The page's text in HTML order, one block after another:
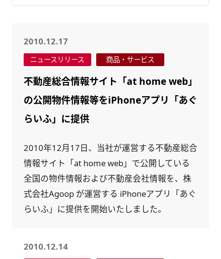
2010.12.17
ニュースリリース 商品・サービス
不動産総合情報サイト「at home web」
の公開物件情報等をiPhoneアプリ「あぐ
らいふ」に提供
2010年12月17日、当社が運営する不動産総合
情報サイト「at home web」で公開している
全国の物件情報および不動産会社情報を、株
式会社Agoop が運営する iPhoneアプリ「あぐ
らいふ」に提供を開始いたしました。
2010.12.14